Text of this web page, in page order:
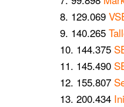
129.069
140.265
144.375
145.490
155.807
200.434